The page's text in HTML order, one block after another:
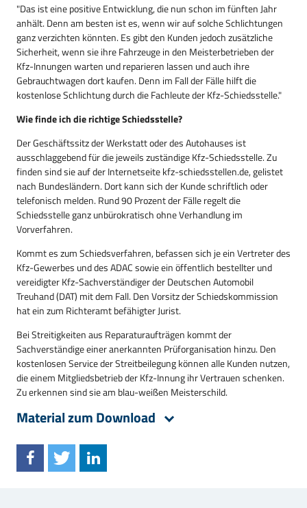
"Das ist eine positive Entwicklung, die nun schon im fünften Jahr
anhält. Denn am besten ist es, wenn wir auf solche Schlichtungen
ganz verzichten könnten. Es gibt den Kunden jedoch zusätzliche
Sicherheit, wenn sie ihre Fahrzeuge in den Meisterbetrieben der
Kfz-Innungen warten und reparieren lassen und auch ihre
Gebrauchtwagen dort kaufen. Denn im Fall der Fälle hilft die
kostenlose Schlichtung durch die Fachleute der Kfz-Schiedsstelle."
Wie finde ich die richtige Schiedsstelle?
Der Geschäftssitz der Werkstatt oder des Autohauses ist
ausschlaggebend für die jeweils zuständige Kfz-Schiedsstelle. Zu
finden sind sie auf der Internetseite kfz-schiedsstellen.de, gelistet
nach Bundesländern. Dort kann sich der Kunde schriftlich oder
telefonisch melden. Rund 90 Prozent der Fälle regelt die
Schiedsstelle ganz unbürokratisch ohne Verhandlung im
Vorverfahren.
Kommt es zum Schiedsverfahren, befassen sich je ein Vertreter des
Kfz-Gewerbes und des ADAC sowie ein öffentlich bestellter und
vereidigter Kfz-Sachverständiger der Deutschen Automobil
Treuhand (DAT) mit dem Fall. Den Vorsitz der Schiedskommission
hat ein zum Richteramt befähigter Jurist.
Bei Streitigkeiten aus Reparaturaufträgen kommt der
Sachverständige einer anerkannten Prüforganisation hinzu. Den
kostenlosen Service der Streitbeilegung können alle Kunden nutzen,
die einem Mitgliedsbetrieb der Kfz-Innung ihr Vertrauen schenken.
Zu erkennen sind sie am blau-weißen Meisterschild.
Material zum Download